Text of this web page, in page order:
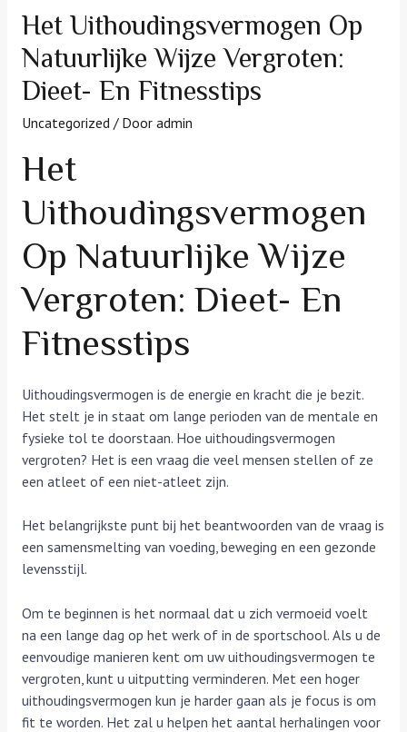
Het Uithoudingsvermogen Op
Natuurlijke Wijze Vergroten:
Dieet- En Fitnesstips
Uncategorized/ Door admin
Het
Uithoudingsvermogen
Op Natuurlijke Wijze
Vergroten: Dieet- En
Fitnesstips
Uithoudingsvermogen is de energie en kracht die je bezit.
Het stelt je in staat om lange perioden van de mentale en
fysieke tol te doorstaan. Hoe uithoudingsvermogen
vergroten? Het is een vraag die veel mensen stellen of ze
een atleet of een niet-atleet zijn.
Het belangrijkste punt bij het beantwoorden van de vraag is
een samensmelting van voeding, beweging en een gezonde
levensstijl.
Om te beginnen is het normaal dat u zich vermoeid voelt
na een lange dag op het werk of in de sportschool. Als u de
eenvoudige manieren kent om uw uithoudingsvermogen te
vergroten, kunt u uitputting verminderen. Met een hoger
uithoudingsvermogen kun je harder gaan als je focus is om
fit te worden. Het zal u helpen het aantal herhalingen voor